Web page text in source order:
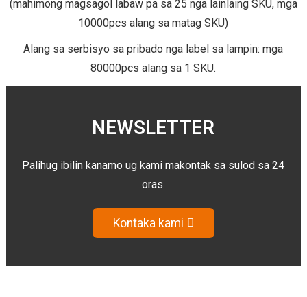
(mahimong magsagol labaw pa sa 25 nga lainlaing SKU, mga
10000pcs alang sa matag SKU)
Alang sa serbisyo sa pribado nga label sa lampin: mga
80000pcs alang sa 1 SKU.
NEWSLETTER
Palihug ibilin kanamo ug kami makontak sa sulod sa 24
oras.
Kontaka kami